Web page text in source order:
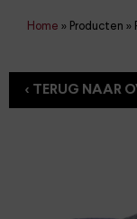
Home » Producten »